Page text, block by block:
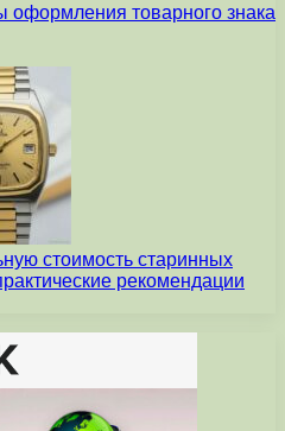
оформления товарного знака
стоимость старинных
рекомендации